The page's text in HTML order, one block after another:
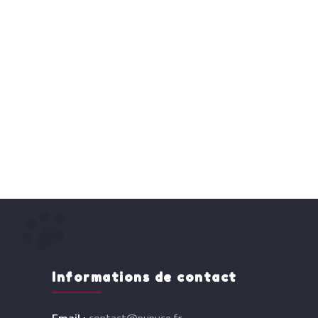
Informations de contact